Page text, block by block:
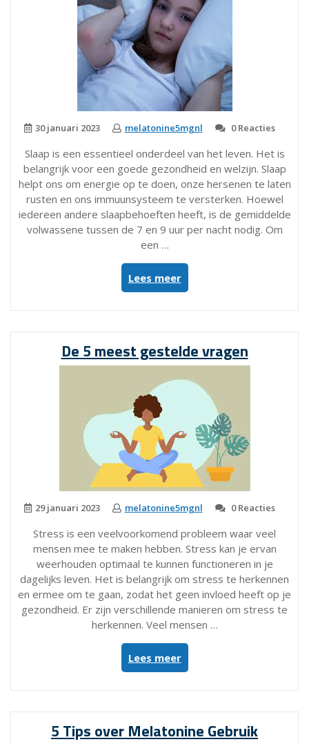
30 januari 2023 melatonine5mgnl 0 Reacties
Slaap is een essentieel onderdeel van het leven. Het is
belangrijk voor een goede gezondheid en welzijn. Slaap
helpt ons om energie op te doen, onze hersenen te laten
rusten en ons immuunsysteem te versterken. Hoewel
iedereen andere slaapbehoeften heeft, is de gemiddelde
volwassene tussen de 7 en 9 uur per nacht nodig. Om
een …
Lees meer“9
Voordelen
van
Gezondheid
en
Welzijn”
De 5 meest gestelde vragen
29 januari 2023 melatonine5mgnl 0 Reacties
Stress is een veelvoorkomend probleem waar veel
mensen mee te maken hebben. Stress kan je ervan
weerhouden optimaal te kunnen functioneren in je
dagelijks leven. Het is belangrijk om stress te herkennen
en ermee om te gaan, zodat het geen invloed heeft op je
gezondheid. Er zijn verschillende manieren om stress te
herkennen. Veel mensen …
Lees meer“De
5
meest
5 Tips over Melatonine Gebruik